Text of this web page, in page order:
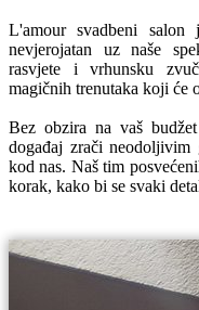
L'amour svadbeni salon
nevjerojatan uz naše
rasvjete i vrhunsku
magičnih trenutaka koji će
Bez obzira na vaš
događaj zrači neodoljivim
kod nas. Naš tim
korak, kako bi se svaki